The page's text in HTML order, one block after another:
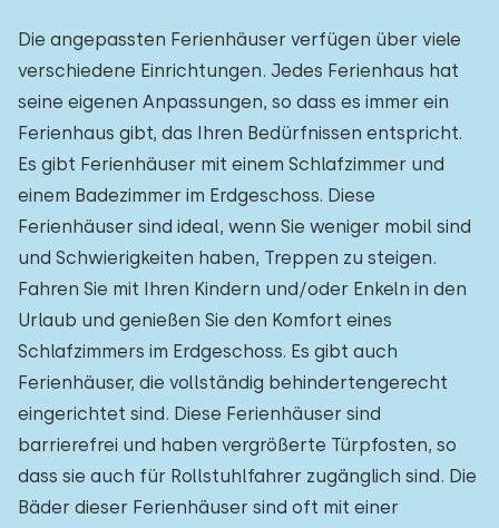
Die angepassten Ferienhäuser verfügen über viele
verschiedene Einrichtungen. Jedes Ferienhaus hat
seine eigenen Anpassungen, so dass es immer ein
Ferienhaus gibt, das Ihren Bedürfnissen entspricht.
Es gibt Ferienhäuser mit einem Schlafzimmer und
einem Badezimmer im Erdgeschoss. Diese
Ferienhäuser sind ideal, wenn Sie weniger mobil sind
und Schwierigkeiten haben, Treppen zu steigen.
Fahren Sie mit Ihren Kindern und/oder Enkeln in den
Urlaub und genießen Sie den Komfort eines
Schlafzimmers im Erdgeschoss. Es gibt auch
Ferienhäuser, die vollständig behindertengerecht
eingerichtet sind. Diese Ferienhäuser sind
barrierefrei und haben vergrößerte Türpfosten, so
dass sie auch für Rollstuhlfahrer zugänglich sind. Die
Bäder dieser Ferienhäuser sind oft mit einer